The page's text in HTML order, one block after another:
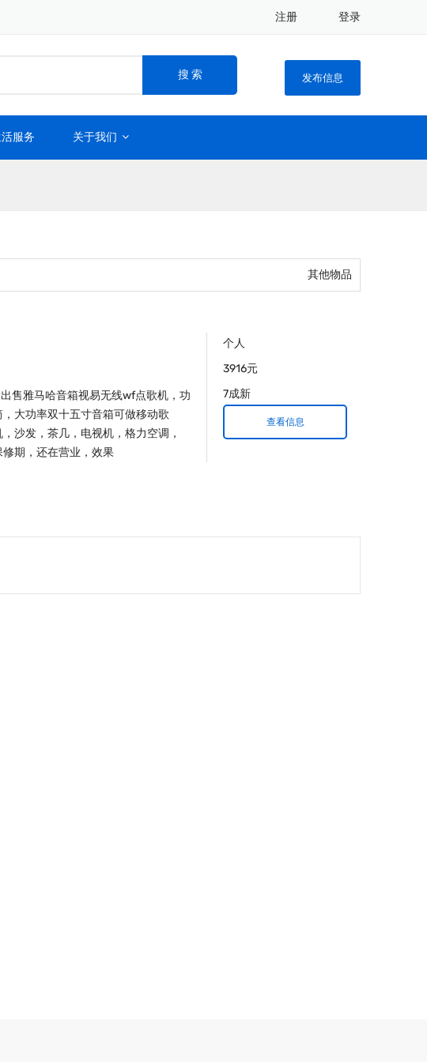
登录
注册
搜 索 发布信息
服务 关于我们
其他物品
售雅马哈音箱视易无线w​‌‌f点歌机，功
大功率双十五寸音箱可做移动歌
沙发，茶几，电视机，格力空调，
期，还在营业，效果
个人
3916元
7成新
查看信息